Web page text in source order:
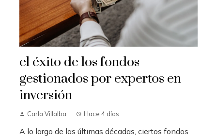
el éxito de los fondos
gestionados por expertos en
inversión
Carla Villalba Hace 4 días
A lo largo de las últimas décadas, ciertos fondos